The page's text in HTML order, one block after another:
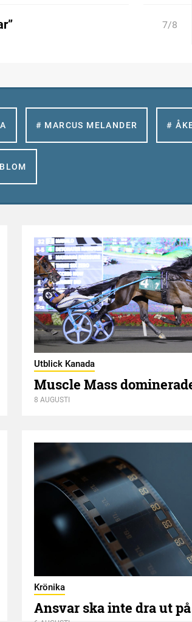
7/8
# MARCUS MELANDER #
Utblick Kanada
Muscle Mass
8 AUGUSTI
Krönika
Ansvar ska inte dra ut